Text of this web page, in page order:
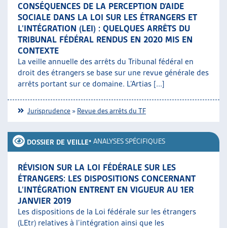
CONSÉQUENCES DE LA PERCEPTION D’AIDE
SOCIALE DANS LA LOI SUR LES ÉTRANGERS ET
L’INTÉGRATION (LEI) : QUELQUES ARRÊTS DU
TRIBUNAL FÉDÉRAL RENDUS EN 2020 MIS EN
CONTEXTE
La veille annuelle des arrêts du Tribunal fédéral en
droit des étrangers se base sur une revue générale des
arrêts portant sur ce domaine. L’Artias [...]
Jurisprudence » Revue des arrêts du TF
DOSSIER DE VEILLE• ANALYSES SPÉCIFIQUES
RÉVISION SUR LA LOI FÉDÉRALE SUR LES
ÉTRANGERS: LES DISPOSITIONS CONCERNANT
L’INTÉGRATION ENTRENT EN VIGUEUR AU 1ER
JANVIER 2019
Les dispositions de la Loi fédérale sur les étrangers
(LEtr) relatives à l’intégration ainsi que les